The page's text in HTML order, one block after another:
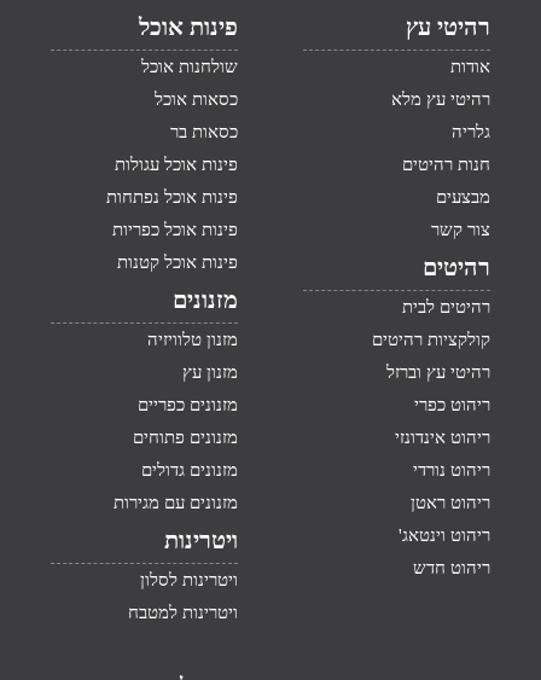
רהיטי עץ
אודות
רהיטי עץ מלא
גלריה
חנות רהיטים
מבצעים
צור קשר
רהיטים
רהיטים לבית
קולקציות רהיטים
רהיטי עץ וברזל
ריהוט כפרי
ריהוט אינדונזי
ריהוט נורדי
ריהוט ראטן
ריהוט וינטאג'
ריהוט חדש
פינות אוכל
שולחנות אוכל
כסאות אוכל
כסאות בר
פינות אוכל עגולות
פינות אוכל נפתחות
פינות אוכל כפריות
פינות אוכל קטנות
מזנונים
מזנון טלוויזיה
מזנון עץ
מזנונים כפריים
מזנונים פתוחים
מזנונים גדולים
מזנונים עם מגירות
ויטרינות
ויטרינות לסלון
ויטרינות למטבח